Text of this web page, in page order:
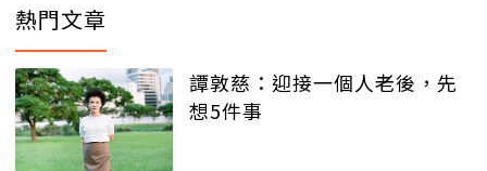
熱門文章
譚敦慈：迎接一個人老後，先
想5件事